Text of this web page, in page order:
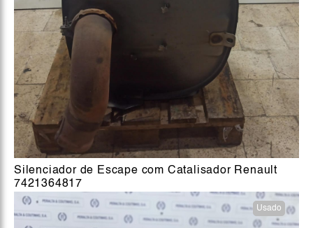
Silenciador de Escape com Catalisador Renault
7421364817
Usado